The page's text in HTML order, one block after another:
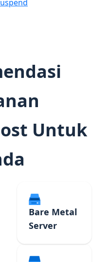
Untuk
Bare Metal
Server